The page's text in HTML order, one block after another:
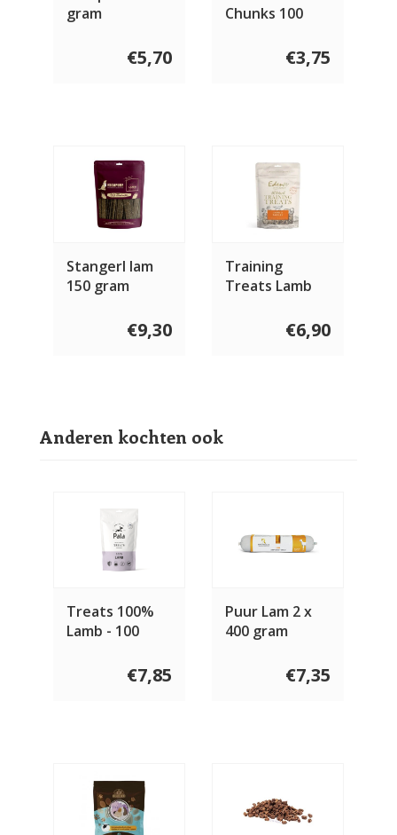
gram
€5,70
Chunks 100
€3,75
Stangerl lam
150 gram
€9,30
Training
Treats Lamb
€6,90
Anderen kochten ook
Treats 100%
Lamb - 100
€7,85
Puur Lam 2 x
400 gram
€7,35